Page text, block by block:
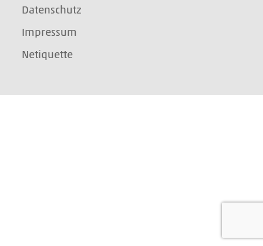
Datenschutz
Impressum
Netiquette